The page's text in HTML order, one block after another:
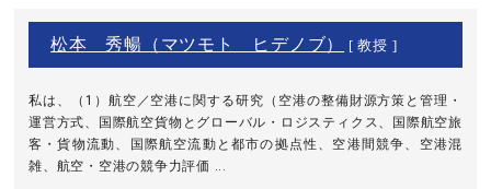
松本 秀暢（マツモト ヒデノブ） [ 教授 ]
私は、（1）航空／空港に関する研究（空港の整備財源方策と管理・
運営方式、国際航空貨物とグローバル・ロジスティクス、国際航空旅
客・貨物流動、国際航空流動と都市の拠点性、空港間競争、空港混
雑、航空・空港の競争力評価 ...